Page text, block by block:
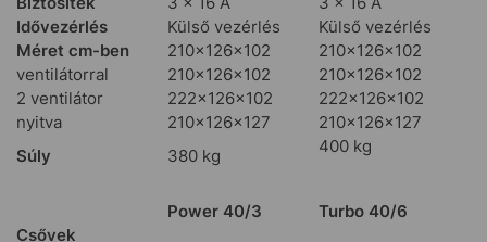
Idővezérlés
Külső vezérlés
Külső vezérlés
Méret cm-ben
210×126×102
210×126×102
ventilátorral
210×126×102
210×126×102
2 ventilátor
222×126×102
222×126×102
nyitva
210×126×127
210×126×127
Súly
380 kg 400 kg
Power 40/3
Turbo 40/6
Csővek